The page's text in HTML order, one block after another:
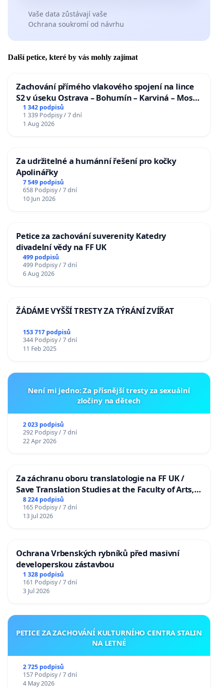
Vaše data zůstávají vaše
Ochrana soukromí od návrhu
Další petice, které by vás mohly zajímat
Zachování přímého vlakového spojení na lince
S2 v úseku Ostrava – Bohumín – Karviná – Mosty
u Jablunkova
1 342 podpisů
1 339 Podpisy / 7 dní
1 Aug 2026
Za udržitelné a humánní řešení pro kočky
Apolinářky
7 549 podpisů
658 Podpisy / 7 dní
10 Jun 2026
Petice za zachování suverenity Katedry
divadelní vědy na FF UK
499 podpisů
499 Podpisy / 7 dní
6 Aug 2026
ŽÁDÁME VYŠŠÍ TRESTY ZA TÝRÁNÍ ZVÍŘAT
153 717 podpisů
344 Podpisy / 7 dní
11 Feb 2025
Není mi jedno: Za přísnější tresty za sexuální
zločiny na dětech
2 023 podpisů
292 Podpisy / 7 dní
22 Apr 2026
Za záchranu oboru translatologie na FF UK /
Save Translation Studies at the Faculty of Arts,
Charles University
8 224 podpisů
165 Podpisy / 7 dní
13 Jul 2026
Ochrana Vrbenských rybníků před masivní
developerskou zástavbou
1 328 podpisů
161 Podpisy / 7 dní
3 Jul 2026
PETICE ZA ZACHOVÁNÍ KULTURNÍHO CENTRA STALIN
NA LETNÉ
2 725 podpisů
157 Podpisy / 7 dní
4 May 2026